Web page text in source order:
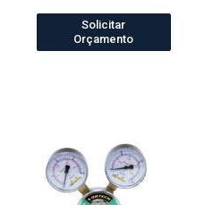
Solicitar
Orçamento